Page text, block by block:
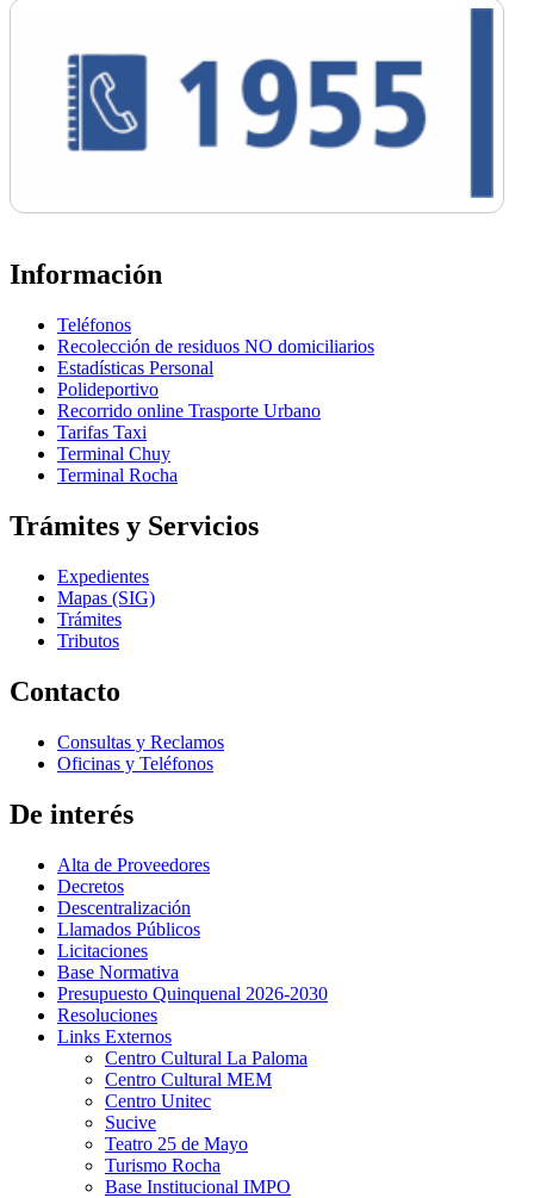
Información
Teléfonos
Recolección de residuos NO domiciliarios
Estadísticas Personal
Polideportivo
Recorrido online Trasporte Urbano
Tarifas Taxi
Terminal Chuy
Terminal Rocha
Trámites y Servicios
Expedientes
Mapas (SIG)
Trámites
Tributos
Contacto
Consultas y Reclamos
Oficinas y Teléfonos
De interés
Alta de Proveedores
Decretos
Descentralización
Llamados Públicos
Licitaciones
Base Normativa
Presupuesto Quinquenal 2026-2030
Resoluciones
Links Externos
Centro Cultural La Paloma
Centro Cultural MEM
Centro Unitec
Sucive
Teatro 25 de Mayo
Turismo Rocha
Base Institucional IMPO